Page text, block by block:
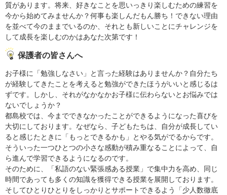
質があります。将来、好きなことを思いっきり楽しむための練習を
今から始めてみませんか？何事も楽しんだもん勝ち！できない理由
を並べて今のままでいるのか、それとも新しいことにチャレンジを
して成長を楽しむのかはあなた次第です！
保護者の皆さんへ
お子様に「勉強しなさい」と言った経験はありませんか？自分たち
が経験してきたことを考えると勉強ができたほうがいいと感じるは
ずです。しかし、それがなかなかお子様に伝わらないとお悩みでは
ないでしょうか？
都島校では、今までできなかったことができるようになった喜びを
大切にしております。なぜなら、子どもたちは、自分が成長してい
ると感じたときに「もっとできるかも」とやる気がでるからです。
そういった一つひとつの小さな感動が積み重なることによって、自
ら進んで学習できるようになるのです。
そのために、「私語のない緊張感ある授業」で集中力を高め、同じ
時間であっても多くの知識を獲得できる授業を展開しております。
そしてひとりひとりをしっかりとサポートできるよう「少人数徹底